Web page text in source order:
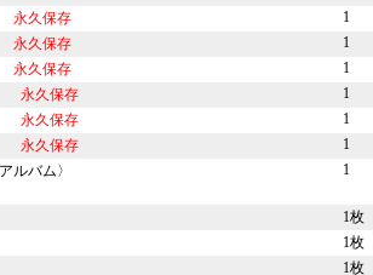
永久保存
1
永久保存
1
永久保存
1
永久保存
1
永久保存
1
永久保存
1
ルバム〉
1
1枚
1枚
1枚